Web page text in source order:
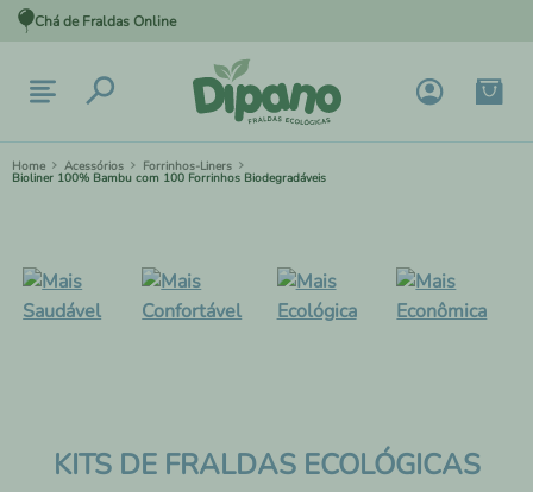
Chá de Fraldas Online
Acessórios Forrinhos-Liners
Bioliner 100% Bambu com 100 Forrinhos Biodegradáveis
KITS DE FRALDAS ECOLÓGICAS